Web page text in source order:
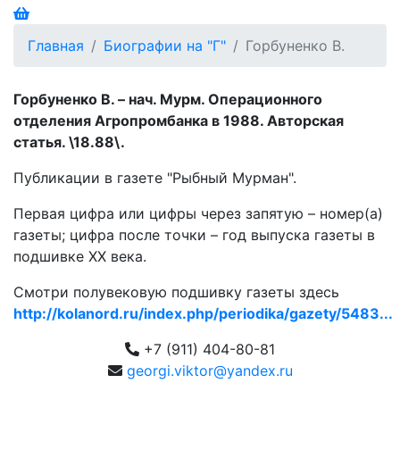
Главная Биографии на "Г" Горбуненко В.
Горбуненко В. – нач. Мурм. Операционного
отделения Агропромбанка в 1988. Авторская
статья. \18.88\.
Публикации в газете "Рыбный Мурман".
Первая цифра или цифры через запятую – номер(а)
газеты; цифра после точки – год выпуска газеты в
подшивке ХХ века.
Смотри полувековую подшивку газеты здесь
http://kolanord.ru/index.php/periodika/gazety/5483...
+7 (911) 404-80-81
georgi.viktor@yandex.ru